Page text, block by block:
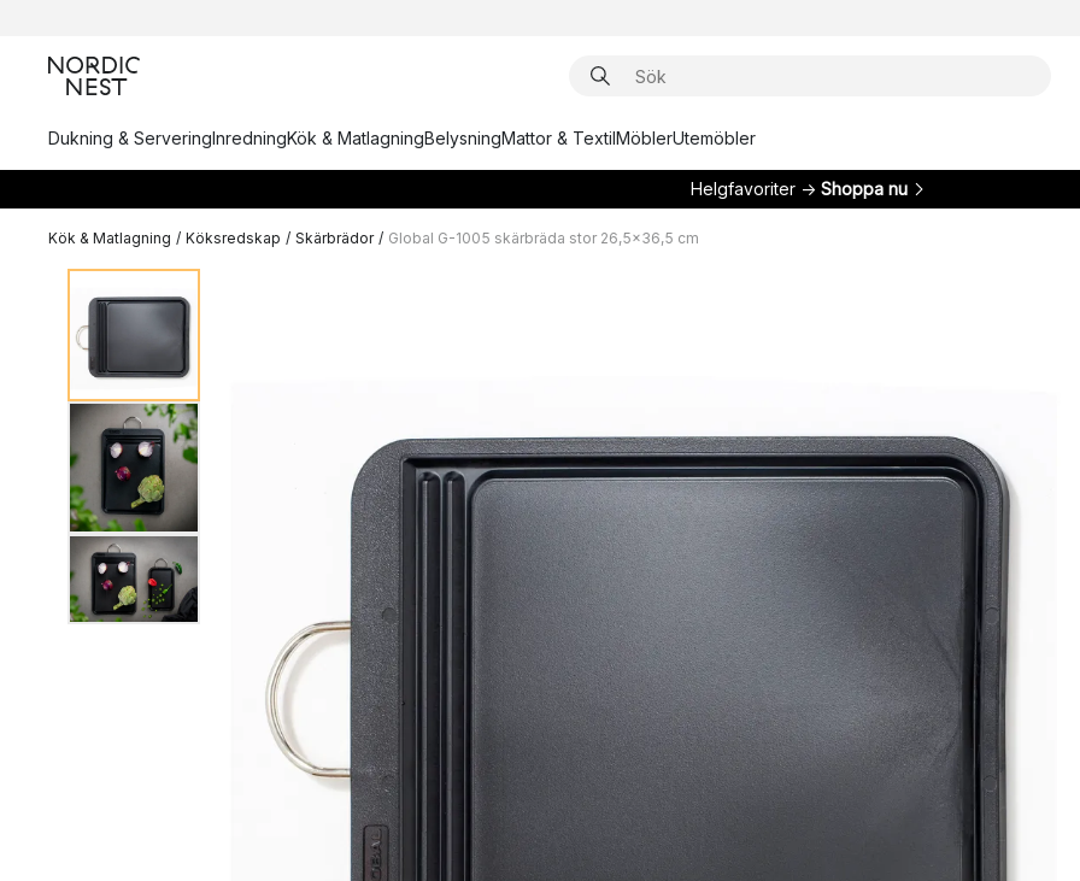
Dukning & ServeringInredningKök & MatlagningBelysningMattor & TextilMöblerUtemöbler
Helgfavoriter → Shoppa nu
Kök & Matlagning / Köksredskap / Skärbrädor / Global G-1005 skärbräda stor 26,5x36,5 cm